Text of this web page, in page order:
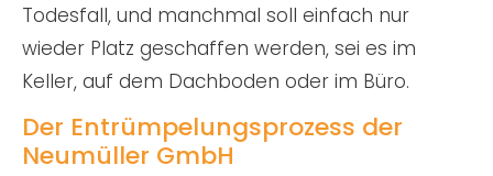
Todesfall, und manchmal soll einfach nur
wieder Platz geschaffen werden, sei es im
Keller, auf dem Dachboden oder im Büro.
Der Entrümpelungsprozess der
Neumüller GmbH